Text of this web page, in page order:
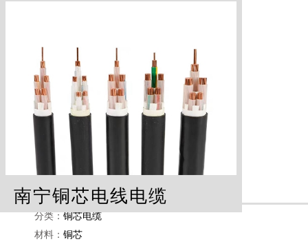
南宁铜芯电线电缆
分类：铜芯电缆
材料：铜芯